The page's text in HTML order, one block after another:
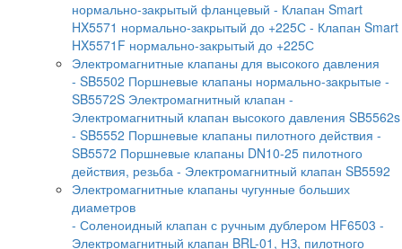
нормально-закрытый фланцевый - Клапан Smart
HX5571 нормально-закрытый до +225С - Клапан Smart
HX5571F нормально-закрытый до +225С
Электромагнитные клапаны для высокого давления
- SB5502 Поршневые клапаны нормально-закрытые -
SB5572S Электромагнитный клапан -
Электромагнитный клапан высокого давления SB5562s
- SB5552 Поршневые клапаны пилотного действия -
SB5572 Поршневые клапаны DN10-25 пилотного
действия, резьба - Электромагнитный клапан SB5592
Электромагнитные клапаны чугунные больших
диаметров
- Соленоидный клапан с ручным дублером HF6503 -
Электромагнитный клапан BRL-01, НЗ, пилотного